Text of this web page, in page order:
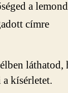
a
címre
láthatod,
kísérletet.